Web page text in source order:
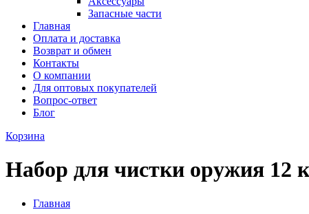
Запасные части
Главная
Оплата и доставка
Возврат и обмен
Контакты
О компании
Для оптовых покупателей
Вопрос-ответ
Блог
Корзина
Набор для чистки оружия 12
Главная